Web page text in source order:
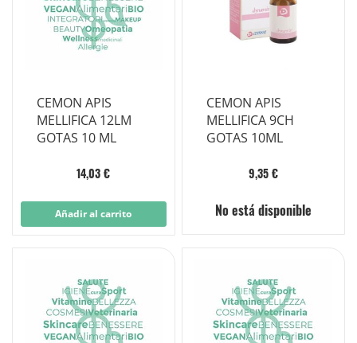
CEMON APIS
MELLIFICA 12LM
GOTAS 10 ML
14,03 €
Añadir al carrito
CEMON APIS
MELLIFICA 9CH
GOTAS 10ML
9,35 €
No está disponible